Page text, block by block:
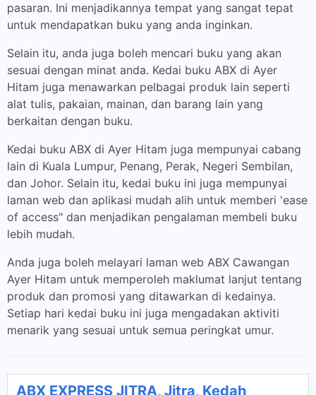
pasaran. Ini menjadikannya tempat yang sangat tepat
untuk mendapatkan buku yang anda inginkan.
Selain itu, anda juga boleh mencari buku yang akan
sesuai dengan minat anda. Kedai buku ABX di Ayer
Hitam juga menawarkan pelbagai produk lain seperti
alat tulis, pakaian, mainan, dan barang lain yang
berkaitan dengan buku.
Kedai buku ABX di Ayer Hitam juga mempunyai cabang
lain di Kuala Lumpur, Penang, Perak, Negeri Sembilan,
dan Johor. Selain itu, kedai buku ini juga mempunyai
laman web dan aplikasi mudah alih untuk memberi 'ease
of access" dan menjadikan pengalaman membeli buku
lebih mudah.
Anda juga boleh melayari laman web ABX Cawangan
Ayer Hitam untuk memperoleh maklumat lanjut tentang
produk dan promosi yang ditawarkan di kedainya.
Setiap hari kedai buku ini juga mengadakan aktiviti
menarik yang sesuai untuk semua peringkat umur.
ABX EXPRESS JITRA, Jitra, Kedah